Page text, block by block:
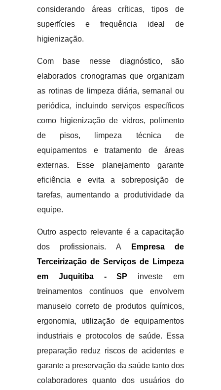
considerando áreas críticas, tipos de
superfícies e frequência ideal de
higienização.
Com base nesse diagnóstico, são
elaborados cronogramas que organizam
as rotinas de limpeza diária, semanal ou
periódica, incluindo serviços específicos
como higienização de vidros, polimento
de pisos, limpeza técnica de
equipamentos e tratamento de áreas
externas. Esse planejamento garante
eficiência e evita a sobreposição de
tarefas, aumentando a produtividade da
equipe.
Outro aspecto relevante é a capacitação
dos profissionais. A
Empresa de
Terceirização de Serviços de Limpeza
em Juquitiba - SP investe em
treinamentos contínuos que envolvem
manuseio correto de produtos químicos,
ergonomia, utilização de equipamentos
industriais e protocolos de saúde. Essa
preparação reduz riscos de acidentes e
garante a preservação da saúde tanto dos
colaboradores quanto dos usuários do